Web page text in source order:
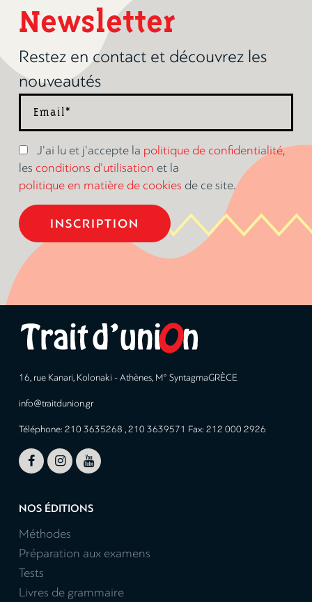
Newsletter
Restez en contact et découvrez les
nouveautés
J'ai lu et j'accepte la politique de confidentialité,
les conditions d'utilisation et la
politique en matière de cookies de ce site.
16, rue Kanari, Kolonaki - Athènes, M° SyntagmaGRÈCE
info@traitdunion.gr
Téléphone: 210 3635268 , 210 3639571 Fax: 212 000 2926
  
NOS ÉDITIONS
Méthodes
Préparation aux examens
Tests
Livres de grammaire